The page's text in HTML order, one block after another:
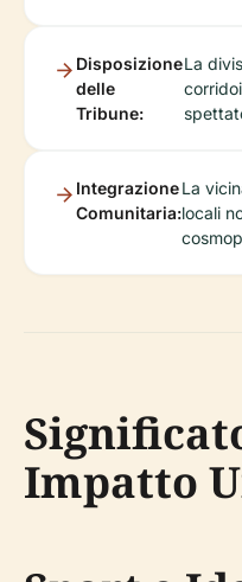
Disposizione
delle
Tribune:
La
Integrazione
Comunitaria:
La
locali
Impatto